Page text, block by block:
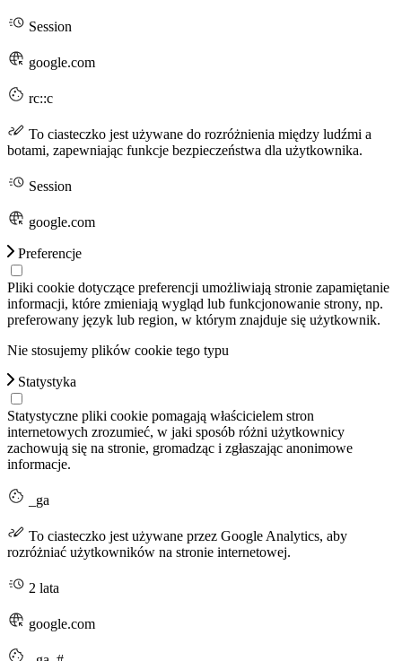
Session
google.com
rc::c
To ciasteczko jest używane do rozróżnienia między ludźmi a
botami, zapewniając funkcje bezpieczeństwa dla użytkownika.
Session
google.com
Preferencje
Pliki cookie dotyczące preferencji umożliwiają stronie zapamiętanie
informacji, które zmieniają wygląd lub funkcjonowanie strony, np.
preferowany język lub region, w którym znajduje się użytkownik.
Nie stosujemy plików cookie tego typu
Statystyka
Statystyczne pliki cookie pomagają właścicielem stron
internetowych zrozumieć, w jaki sposób różni użytkownicy
zachowują się na stronie, gromadząc i zgłaszając anonimowe
informacje.
_ga
To ciasteczko jest używane przez Google Analytics, aby
rozróżniać użytkowników na stronie internetowej.
2 lata
google.com